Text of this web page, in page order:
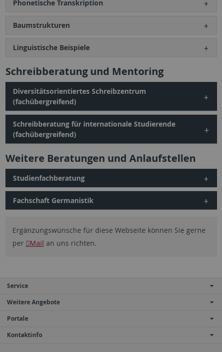
Phonetische Transkription
Baumstrukturen
Linguistische Beispiele
Schreibberatung und Mentoring
Diversitätsorientiertes Schreibzentrum
(fachübergreifend)
Schreibberatung für internationale Studierende
(fachübergreifend)
Weitere Beratungen und Anlaufstellen
Studienfachberatung
Fachschaft Germanistik
Ergänzungswünsche für diese Webseite können Sie gerne
per
Mail an uns richten.
Service
Weitere Angebote
Portale
Kontaktinfo